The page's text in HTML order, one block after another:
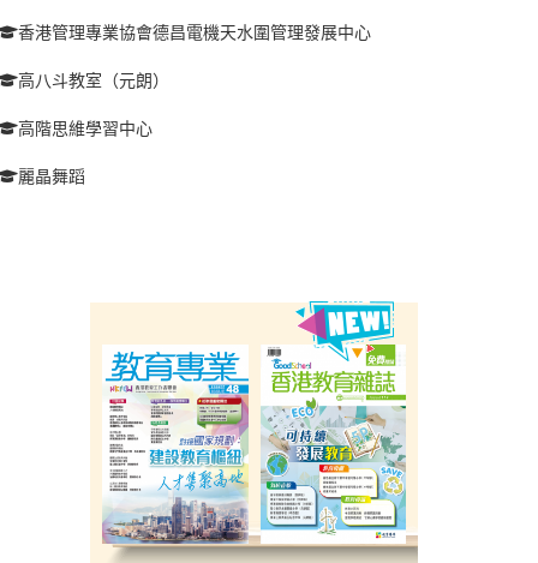
香港管理專業協會德昌電機天水圍管理發展中心
高八斗教室（元朗）
高階思維學習中心
麗晶舞蹈